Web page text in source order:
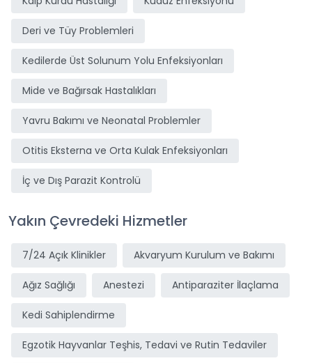
Deri ve Tüy Problemleri
Kedilerde Üst Solunum Yolu Enfeksiyonları
Mide ve Bağırsak Hastalıkları
Yavru Bakımı ve Neonatal Problemler
Otitis Eksterna ve Orta Kulak Enfeksiyonları
İç ve Dış Parazit Kontrolü
Yakın Çevredeki Hizmetler
7/24 Açık Klinikler Akvaryum Kurulum ve Bakımı
Ağız Sağlığı Anestezi Antiparaziter İlaçlama
Kedi Sahiplendirme
Egzotik Hayvanlar Teşhis, Tedavi ve Rutin Tedaviler